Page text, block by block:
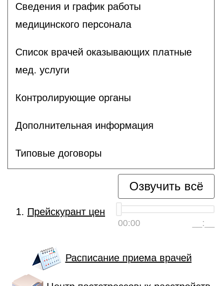
Сведения и график работы
медицинского персонала
Список врачей оказывающих платные
мед. услуги
Контролирующие органы
Дополнительная информация
Типовые договоры
Озвучить всё
00:00 __:__
Прейскурант цен
Расписание приема врачей